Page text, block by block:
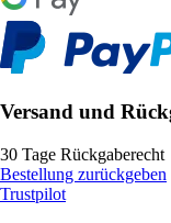
Versand und
30 Tage Rückgaberecht
Bestellung zurückgeben
Trustpilot